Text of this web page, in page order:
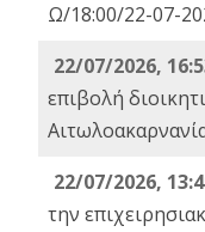
Ω/18:00/22-07-
22/07/2026,
επιβολή
22/07/2026,
την